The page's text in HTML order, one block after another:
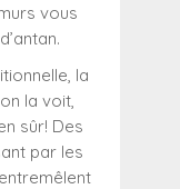
vous
la
la voit,
sûr! Des
par les